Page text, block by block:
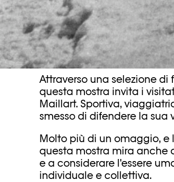
Attraverso una selezione
questa mostra invita i
Maillart. Sportiva,
smesso di difendere la sua
Molto più di un omaggio,
questa mostra mira anche
e a considerare l'essere
individuale e collettiva.